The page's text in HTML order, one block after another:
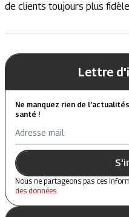
de clients toujours plus
Lettre
Ne manquez rien de
santé !
Adresse mail
Nous ne partageons pas ces
des données